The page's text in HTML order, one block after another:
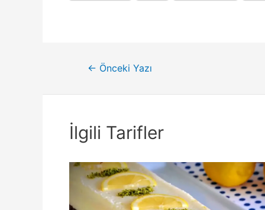
Yazı← Önceki Yazı
İlgili Tarifler